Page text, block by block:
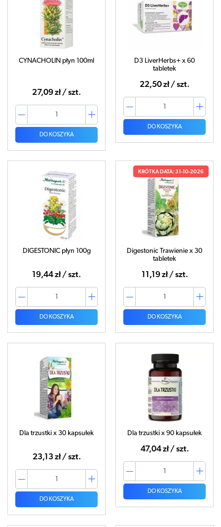
CYNACHOLIN płyn 100ml
27,09 zł / szt.
DO KOSZYKA
D3 LiverHerbs+ x 60
tabletek
22,50 zł / szt.
DO KOSZYKA
DIGESTONIC płyn 100g
19,44 zł / szt.
DO KOSZYKA
KRÓTKA DATA: 31-10-2026
Digestonic Trawienie x 30
tabletek
11,19 zł / szt.
DO KOSZYKA
Dla trzustki x 30 kapsułek
23,13 zł / szt.
DO KOSZYKA
Dla trzustki x 90 kapsułek
47,04 zł / szt.
DO KOSZYKA